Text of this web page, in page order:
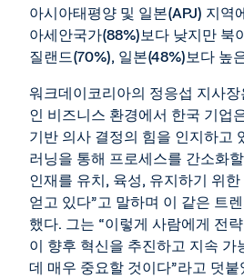
아시아태평양 및 일본(APJ) 지역
아세안국가(88%)보다 낮지만 북
질랜드(70%), 일본(48%)보다 높
워크데이코리아의 정응섭 지사
인 비즈니스 환경에서 한국 기업
기반 의사 결정의 힘을 인지하고
러닝을 통해 프로세스를 간소화
인재를 유치, 육성, 유지하기 위
얻고 있다”고 말하며 이 같은 트
했다. 그는 “이렇게 사람에게 전
이 향후 혁신을 추진하고 지속 가
데 매우 중요할 것이다”라고 덧붙